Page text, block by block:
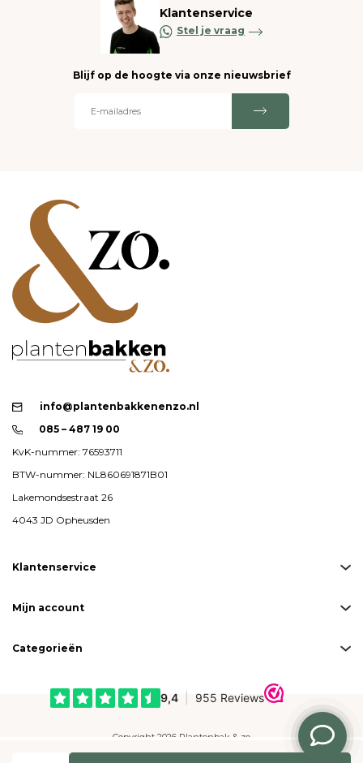
Klantenservice
Stel je vraag
Blijf op de hoogte via onze nieuwsbrief
info@plantenbakkenenzo.nl
085 – 487 19 00
KvK-nummer: 76593711
BTW-nummer: NL860691871B01
Lakemondsestraat 26
4043 JD Opheusden
Klantenservice
Mijn account
Categorieën
Copyright 2026 Plantenbak & zo
Created byemarkable